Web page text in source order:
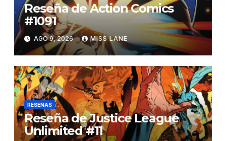
Reseña de Action Comics
#1091
AGO 9, 2026 MISS LANE
RESEÑAS
Reseña de Justice League
Unlimited #11